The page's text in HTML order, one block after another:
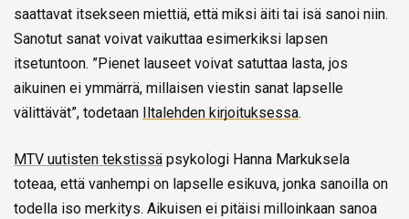
saattavat itsekseen miettiä, että miksi äiti tai isä sanoi niin.
Sanotut sanat voivat vaikuttaa esimerkiksi lapsen
itsetuntoon. ”Pienet lauseet voivat satuttaa lasta, jos
aikuinen ei ymmärrä, millaisen viestin sanat lapselle
välittävät”, todetaan
Iltalehden kirjoituksessa.
MTV uutisten tekstissä psykologi Hanna Markuksela
toteaa, että vanhempi on lapselle esikuva, jonka sanoilla on
todella iso merkitys. Aikuisen ei pitäisi milloinkaan sanoa